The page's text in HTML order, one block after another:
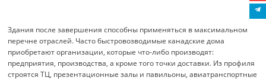
Здания после завершения способны применяться в максимальном
перечне отраслей. Часто быстровозводимые канадские дома
приобретают организации, которые что-либо производят:
предприятия, производства, а кроме того точки доставки. Из профиля
строятся ТЦ, презентационные залы и павильоны, авиатранспортные